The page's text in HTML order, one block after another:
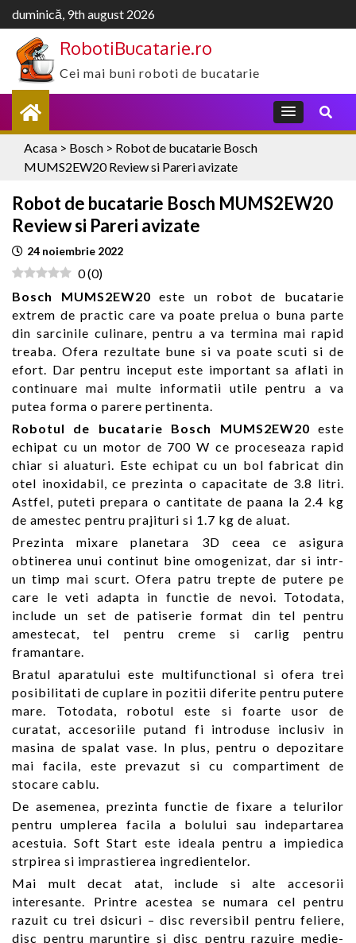
Skip
to
content
duminică, 9th august 2026
RobotiBucatarie.ro
Cei mai buni roboti de bucatarie
Acasa > Bosch > Robot de bucatarie Bosch
MUMS2EW20 Review si Pareri avizate
Robot de bucatarie Bosch MUMS2EW20
Review si Pareri avizate
24 noiembrie 2022
0(0)
Bosch MUMS2EW20este un robot de bucatarie
extrem de practic care va poate prelua o buna parte
din sarcinile culinare, pentru a va termina mai rapid
treaba. Ofera rezultate bune si va poate scuti si de
efort. Dar pentru inceput este important sa aflati in
continuare mai multe informatii utile pentru a va
putea forma o parere pertinenta.
Robotul de bucatarie Bosch MUMS2EW20 este
echipat cu un motor de 700 W ce proceseaza rapid
chiar si aluaturi. Este echipat cu un bol fabricat din
otel inoxidabil, ce prezinta o capacitate de 3.8 litri.
Astfel, puteti prepara o cantitate de paana la 2.4 kg
de amestec pentru prajituri si 1.7 kg de aluat.
Prezinta mixare planetara 3D ceea ce asigura
obtinerea unui continut bine omogenizat, dar si intr-
un timp mai scurt. Ofera patru trepte de putere pe
care le veti adapta in functie de nevoi. Totodata,
include un set de patiserie format din tel pentru
amestecat, tel pentru creme si carlig pentru
framantare.
Bratul aparatului este multifunctional si ofera trei
posibilitati de cuplare in pozitii diferite pentru putere
mare. Totodata, robotul este si foarte usor de
curatat, accesoriile putand fi introduse inclusiv in
masina de spalat vase. In plus, pentru o depozitare
mai facila, este prevazut si cu compartiment de
stocare cablu.
De asemenea, prezinta functie de fixare a telurilor
pentru umplerea facila a bolului sau indepartarea
acestuia. Soft Start este ideala pentru a impiedica
strpirea si imprastierea ingredientelor.
Mai mult decat atat, include si alte accesorii
interesante. Printre acestea se numara cel pentru
razuit cu trei dsicuri – disc reversibil pentru feliere,
disc pentru maruntire si disc pentru razuire medie-